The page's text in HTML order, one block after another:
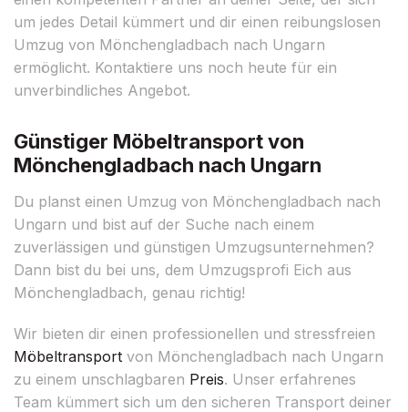
um jedes Detail kümmert und dir einen reibungslosen
Umzug von Mönchengladbach nach Ungarn
ermöglicht. Kontaktiere uns noch heute für ein
unverbindliches Angebot.
Günstiger Möbeltransport von
Mönchengladbach nach Ungarn
Du planst einen Umzug von Mönchengladbach nach
Ungarn und bist auf der Suche nach einem
zuverlässigen und günstigen Umzugsunternehmen?
Dann bist du bei uns, dem Umzugsprofi Eich aus
Mönchengladbach, genau richtig!
Wir bieten dir einen professionellen und stressfreien
Möbeltransport von Mönchengladbach nach Ungarn
zu einem unschlagbaren Preis. Unser erfahrenes
Team kümmert sich um den sicheren Transport deiner